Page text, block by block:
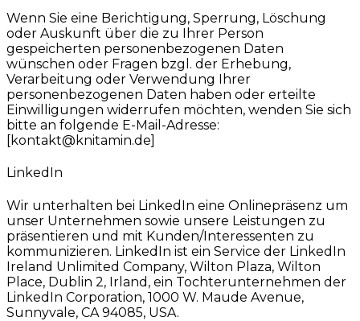
Wenn Sie eine Berichtigung, Sperrung, Löschung
oder Auskunft über die zu Ihrer Person
gespeicherten personenbezogenen Daten
wünschen oder Fragen bzgl. der Erhebung,
Verarbeitung oder Verwendung Ihrer
personenbezogenen Daten haben oder erteilte
Einwilligungen widerrufen möchten, wenden Sie sich
bitte an folgende E-Mail-Adresse:
[kontakt@knitamin.de]
LinkedIn
Wir unterhalten bei LinkedIn eine Onlinepräsenz um
unser Unternehmen sowie unsere Leistungen zu
präsentieren und mit Kunden/Interessenten zu
kommunizieren. LinkedIn ist ein Service der LinkedIn
Ireland Unlimited Company, Wilton Plaza, Wilton
Place, Dublin 2, Irland, ein Tochterunternehmen der
LinkedIn Corporation, 1000 W. Maude Avenue,
Sunnyvale, CA 94085, USA.